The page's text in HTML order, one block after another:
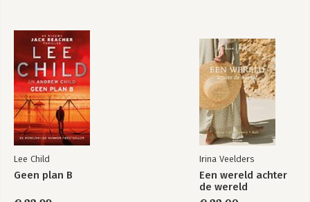
Lee Child
Geen plan B
Irina Veelders
Een wereld achter
de wereld